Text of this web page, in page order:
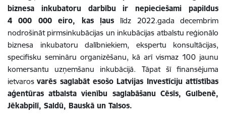
biznesa inkubatoru darbību ir nepieciešami papildus
4 000 000 eiro, kas ļaus līdz 2022.gada decembrim
nodrošināt pirmsinkubācijas un inkubācijas atbalstu reģionālo
biznesa inkubatoru dalībniekiem, ekspertu konsultācijas,
specifisku semināru organizēšanu, kā arī vismaz 100 jaunu
komersantu uzņemšanu inkubācijā. Tāpat šī finansējuma
ietvarosvarēs saglabāt esošo Latvijas Investīciju attīstības
aģentūras atbalsta vienību saglabāšanu Cēsīs, Gulbenē,
Jēkabpilī, Saldū, Bauskā un Talsos.